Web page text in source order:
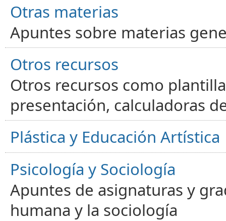
Otras materias
Apuntes sobre materias
Otros recursos
Otros recursos como
presentación, calculadoras
Plástica y Educación Artística
Psicología y Sociología
Apuntes de asignaturas y
humana y la sociología